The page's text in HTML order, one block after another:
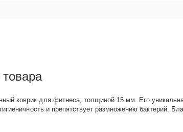
коврик для фитнеса, толщиной 15 мм. Его
и препятствует размножению бактерий.